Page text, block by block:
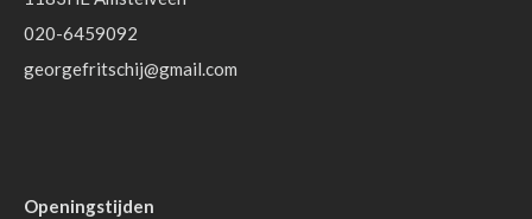
020-6459092
georgefritschij@gmail.com
Openingstijden